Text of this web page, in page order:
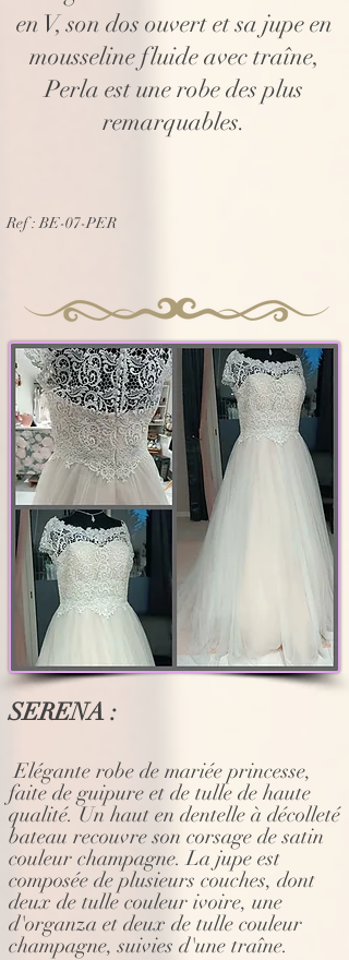
en V, son dos ouvert et sa jupe en
mousseline fluide avec traîne,
Perla est une robe des plus
remarquables.
Ref : BE-07-PER
SERENA :
Elégante robe de mariée princesse,
faite de guipure et de tulle de haute
qualité. Un haut en dentelle à décolleté
bateau recouvre son corsage de satin
couleur champagne. La jupe est
composée de plusieurs couches, dont
deux de tulle couleur ivoire, une
d'organza et deux de tulle couleur
champagne, suivies d'une traîne.